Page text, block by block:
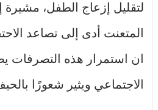
لتقليل إزعاج الطفل، مشيرة
المتعنت أدى إلى تصاعد
ان استمرار هذه التصرفات
الاجتماعي ويثير شعورًا